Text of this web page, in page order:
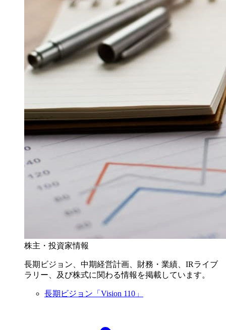
株主・投資家情報
長期ビジョン、中期経営計画、財務・業績、IRライブ
ラリー、及び株式に関わる情報を掲載しています。
長期ビジョン「Vision 110」